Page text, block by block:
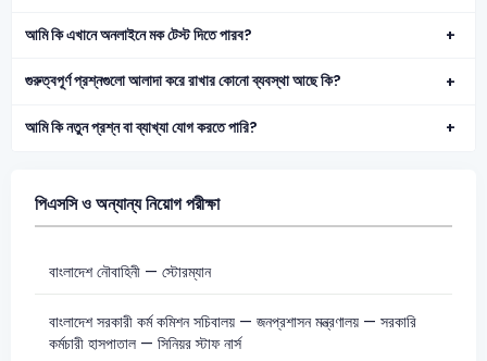
আমি কি এখানে অনলাইনে মক টেস্ট দিতে পারব?
গুরুত্বপূর্ণ প্রশ্নগুলো আলাদা করে রাখার কোনো ব্যবস্থা আছে কি?
আমি কি নতুন প্রশ্ন বা ব্যাখ্যা যোগ করতে পারি?
পিএসসি ও অন্যান্য নিয়োগ পরীক্ষা
বাংলাদেশ নৌবাহিনী — স্টোরম্যান
বাংলাদেশ সরকারী কর্ম কমিশন সচিবালয় — জনপ্রশাসন মন্ত্রণালয় — সরকারি
কর্মচারী হাসপাতাল — সিনিয়র স্টাফ নার্স